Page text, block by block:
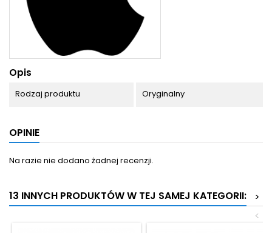
Opis
Rodzaj produktu Oryginalny
OPINIE
Na razie nie dodano żadnej recenzji.
13 INNYCH PRODUKTÓW W TEJ SAMEJ KATEGORII:
>
<